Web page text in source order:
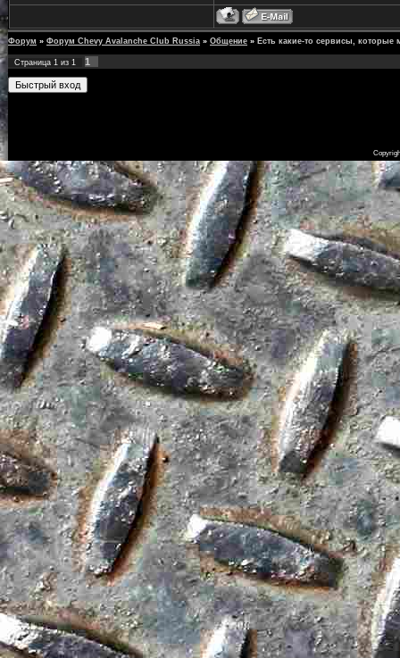
Форум » Форум Chevy Avalanche Club Russia » Общение » Есть какие-то сервисы, которые
Страница 1 из 1 1